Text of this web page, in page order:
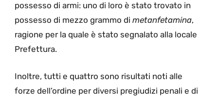
possesso di armi: uno di loro è stato trovato in
possesso di mezzo grammo di metanfetamina,
ragione per la quale è stato segnalato alla locale
Prefettura.
Inoltre, tutti e quattro sono risultati noti alle
forze dell’ordine per diversi pregiudizi penali e di